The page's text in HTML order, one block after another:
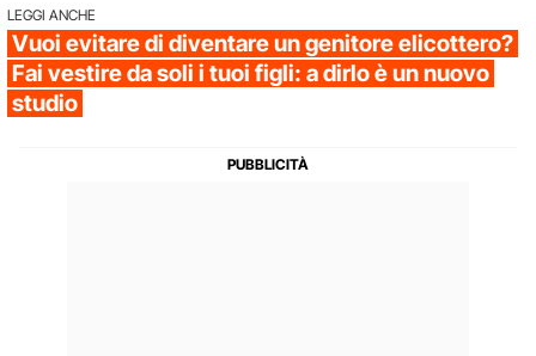
LEGGI ANCHE
Vuoi evitare di diventare un genitore elicottero?
Fai vestire da soli i tuoi figli: a dirlo è un nuovo
studio